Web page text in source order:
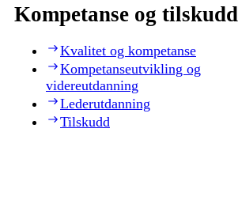
Kompetanse og tilskudd
Kvalitet og kompetanse
Kompetanseutvikling og
videreutdanning
Lederutdanning
Tilskudd